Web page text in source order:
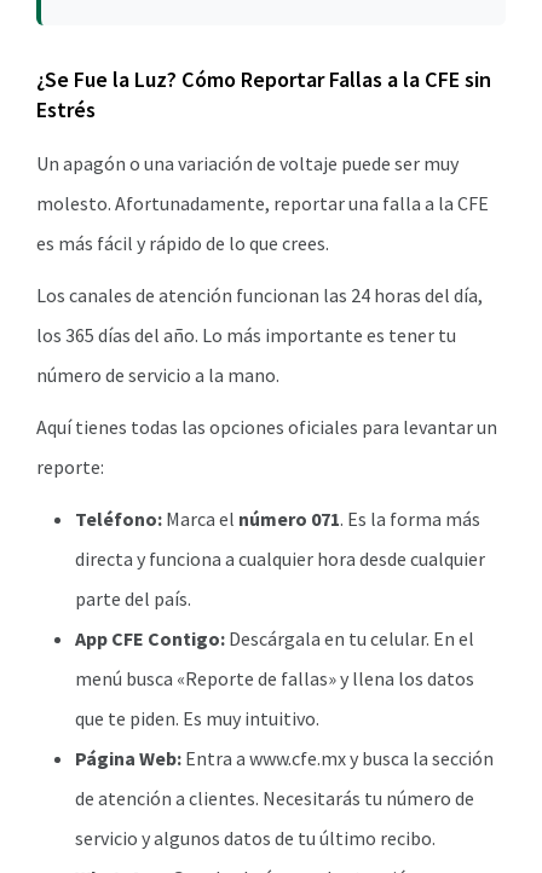
¿Se Fue la Luz? Cómo Reportar Fallas a la CFE sin
Estrés
Un apagón o una variación de voltaje puede ser muy
molesto. Afortunadamente, reportar una falla a la CFE
es más fácil y rápido de lo que crees.
Los canales de atención funcionan las 24 horas del día,
los 365 días del año. Lo más importante es tener tu
número de servicio a la mano.
Aquí tienes todas las opciones oficiales para levantar un
reporte:
Teléfono: Marca el número 071. Es la forma más
directa y funciona a cualquier hora desde cualquier
parte del país.
App CFE Contigo: Descárgala en tu celular. En el
menú busca «Reporte de fallas» y llena los datos
que te piden. Es muy intuitivo.
Página Web: Entra a www.cfe.mx y busca la sección
de atención a clientes. Necesitarás tu número de
servicio y algunos datos de tu último recibo.